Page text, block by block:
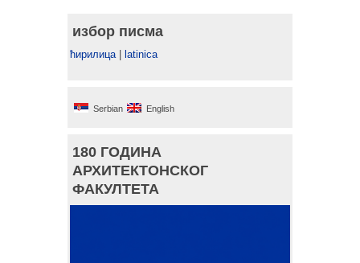
избор писма
ћирилица| latinica
Serbian English
180 ГОДИНА
АРХИТЕКТОНСКОГ
ФАКУЛТЕТА